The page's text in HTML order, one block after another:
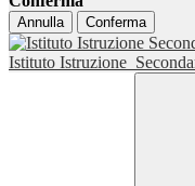
Annulla Conferma
Istituto Istruzione